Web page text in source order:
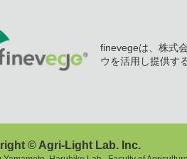
finevegeは、株式
ウを活用し提供す
© Agri-Light Lab. Inc.